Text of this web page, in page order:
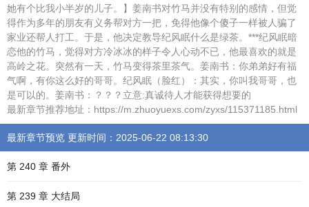
她有个比我小半岁的儿子。】姜南书对竹马并没有特别的感情，但觉
得作为多年的朋友有义务帮对方一把，免得他像个傻子一样被人骗了
家业还帮人打工。于是，他决定教导纪风眠什么是绿茶。***纪风眠暗
恋他的竹马，觉得对方冷冰冰的样子令人心动不已，他最喜欢的就是
高岭之花。突然有一天，竹马变得茶里茶气。姜南书：你弟弟好有福
气啊，有你这么好的哥哥。纪风眠（脸红）：其实，你叫我哥哥，也
是可以的。姜南书：？？？立意:真诚待人才能获得想要的
最新章节推荐地址：https://m.zhuoyuexs.com/zyxs/115371185.html
最新章节预览 更新时间：2025-06-22 08:13:30
第 240 章 番外
第 239 章 大结局